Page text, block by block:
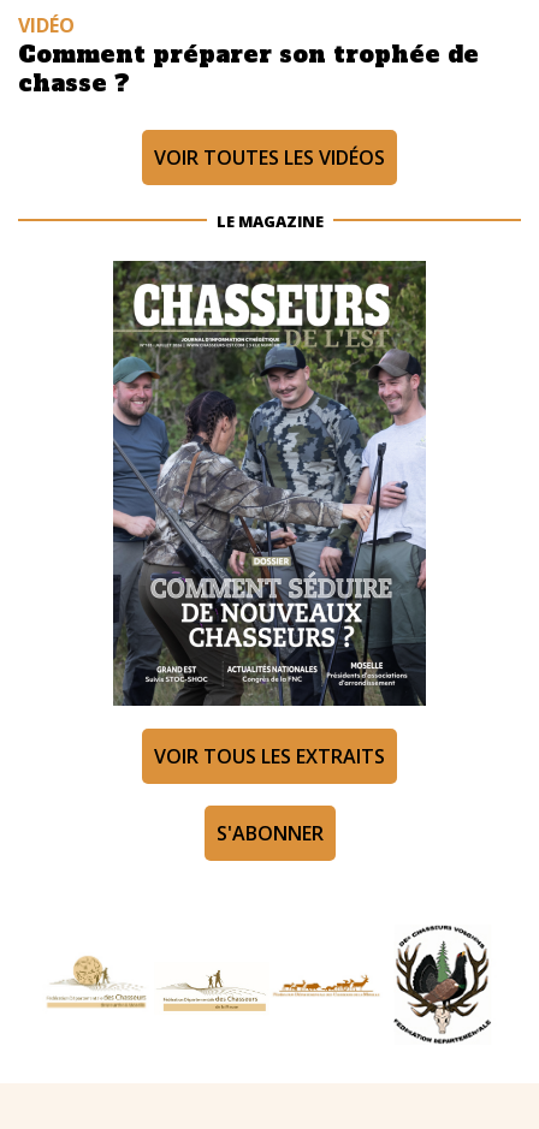
VIDÉO
Comment préparer son trophée de
chasse ?
VOIR TOUTES LES VIDÉOS
LE MAGAZINE
VOIR TOUS LES EXTRAITS
S'ABONNER